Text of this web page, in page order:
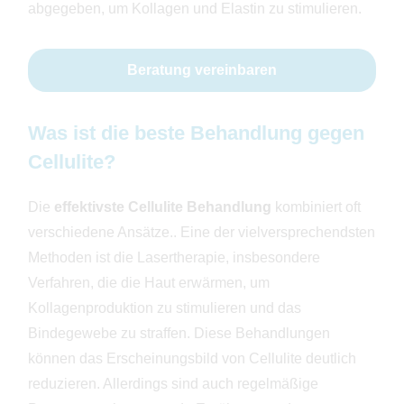
abgegeben, um Kollagen und Elastin zu stimulieren.
Beratung vereinbaren
Was ist die beste Behandlung gegen
Cellulite?
Die effektivste Cellulite Behandlung kombiniert oft
verschiedene Ansätze.. Eine der vielversprechendsten
Methoden ist die Lasertherapie, insbesondere
Verfahren, die die Haut erwärmen, um
Kollagenproduktion zu stimulieren und das
Bindegewebe zu straffen. Diese Behandlungen
können das Erscheinungsbild von Cellulite deutlich
reduzieren. Allerdings sind auch regelmäßige